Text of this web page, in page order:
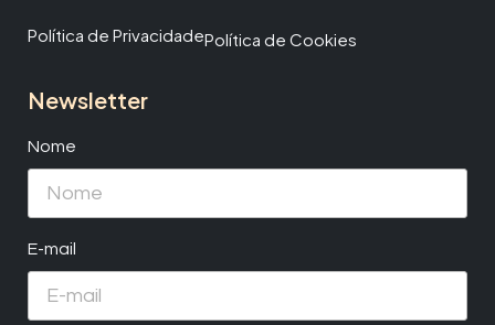
Política de PrivacidadePolítica de Cookies
Newsletter
Nome
E-mail